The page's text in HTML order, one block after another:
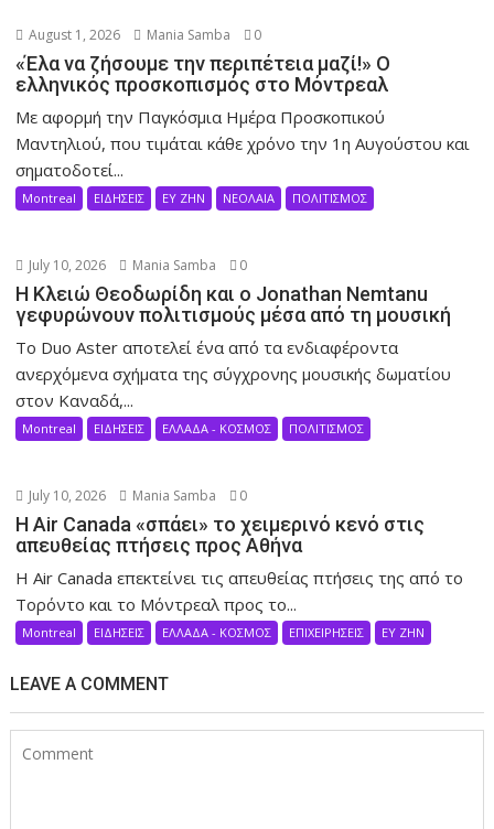
August 1, 2026 Mania Samba 0
«Έλα να ζήσουμε την περιπέτεια μαζί!» Ο
ελληνικός προσκοπισμός στο Μόντρεαλ
Με αφορμή την Παγκόσμια Ημέρα Προσκοπικού
Μαντηλιού, που τιμάται κάθε χρόνο την 1η Αυγούστου και
σηματοδοτεί...
Montreal ΕΙΔΗΣΕΙΣ ΕΥ ΖΗΝ ΝΕΟΛΑΙΑ ΠΟΛΙΤΙΣΜΟΣ
July 10, 2026 Mania Samba 0
Η Κλειώ Θεοδωρίδη και ο Jonathan Nemtanu
γεφυρώνουν πολιτισμούς μέσα από τη μουσική
Το Duo Aster αποτελεί ένα από τα ενδιαφέροντα
ανερχόμενα σχήματα της σύγχρονης μουσικής δωματίου
στον Καναδά,...
Montreal ΕΙΔΗΣΕΙΣ ΕΛΛΑΔΑ - ΚΟΣΜΟΣ ΠΟΛΙΤΙΣΜΟΣ
July 10, 2026 Mania Samba 0
Η Air Canada «σπάει» το χειμερινό κενό στις
απευθείας πτήσεις προς Αθήνα
Η Air Canada επεκτείνει τις απευθείας πτήσεις της από το
Τορόντο και το Μόντρεαλ προς το...
Montreal ΕΙΔΗΣΕΙΣ ΕΛΛΑΔΑ - ΚΟΣΜΟΣ ΕΠΙΧΕΙΡΗΣΕΙΣ ΕΥ ΖΗΝ
LEAVE A COMMENT